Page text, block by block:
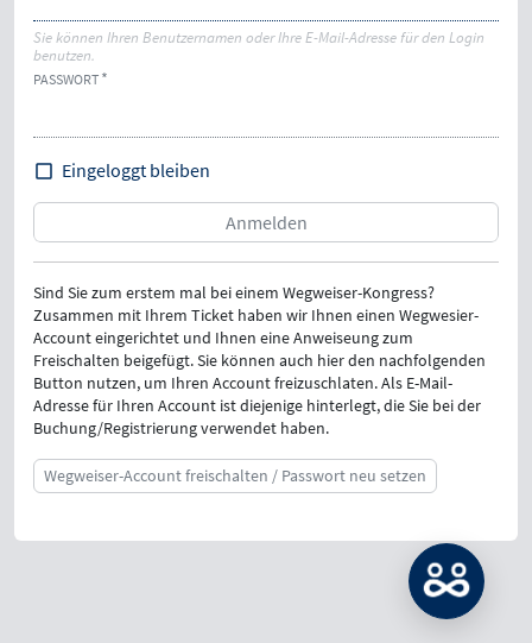
Sie können Ihren Benutzernamen oder Ihre E-Mail-Adresse für den Login
benutzen.
PASSWORT
Eingeloggt bleiben
Sind Sie zum erstem mal bei einem Wegweiser-Kongress?
Zusammen mit Ihrem Ticket haben wir Ihnen einen Wegwesier-
Account eingerichtet und Ihnen eine Anweiseung zum
Freischalten beigefügt. Sie können auch hier den nachfolgenden
Button nutzen, um Ihren Account freizuschlaten. Als E-Mail-
Adresse für Ihren Account ist diejenige hinterlegt, die Sie bei der
Buchung/Registrierung verwendet haben.
Wegweiser-Account freischalten / Passwort neu setzen